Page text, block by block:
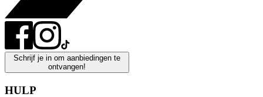
Schrijf je in om aanbiedingen te
ontvangen!
HULP